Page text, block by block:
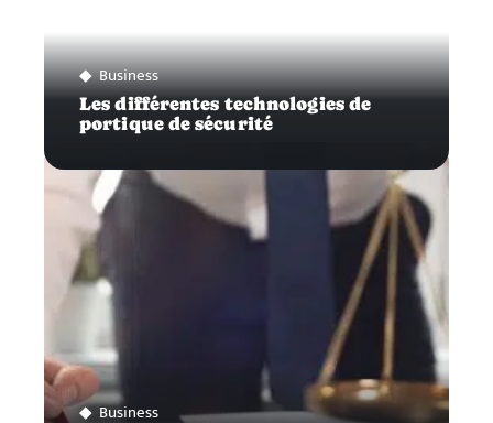
Business
Les différentes technologies de
portique de sécurité
Business